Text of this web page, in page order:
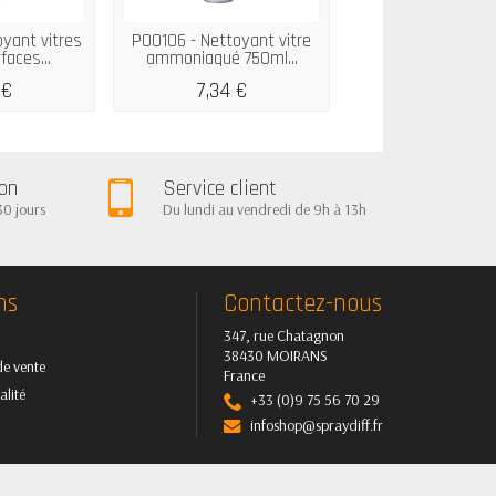
vitres P00106 - Nettoyant vitre
ammoniaqué 750ml...
7,34 €
jours
Service client
Du lundi au vendredi de 9h à 13h
vente
Contactez-nous
347, rue Chatagnon
38430 MOIRANS
France
+33 (0)9 75 56 70 29
infoshop@spraydiff.fr